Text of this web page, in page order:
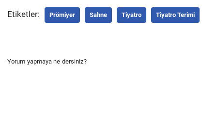
Etiketler: Prömiyer Sahne Tiyatro Tiyatro Terimi
Yorum yapmaya ne dersiniz?